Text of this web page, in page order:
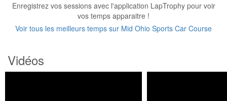
Enregistrez vos sessions avec l'application LapTrophy pour voir
vos temps apparaitre !
Voir tous les meilleurs temps sur Mid Ohio Sports Car Course
Vidéos